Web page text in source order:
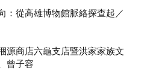
：從高雄博物館脈絡探查起／
源商店六龜支店暨洪家家族文
曾子容